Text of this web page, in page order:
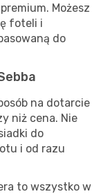
Możesz
foteli i
do
na dotarcie
niż cena. Nie
do
i od razu
to wszystko w